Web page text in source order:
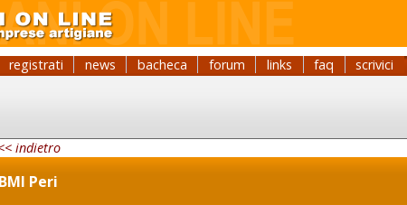
registrati news bacheca forum links faq scrivici
indietro
BMI Peri